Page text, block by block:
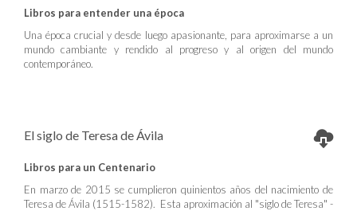
Libros para entender una época
Una época crucial y desde luego apasionante, para aproximarse a un
mundo cambiante y rendido al progreso y al origen del mundo
contemporáneo.
El siglo de Teresa de Ávila
Libros para un Centenario
En marzo de 2015 se cumplieron quinientos años del nacimiento de
Teresa de Ávila (1515-1582). Esta aproximación al "siglo de Teresa" -